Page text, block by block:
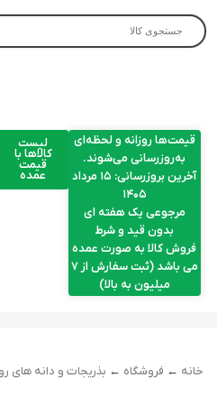
قیمت‌ها روزانه و لحظه‌ای
به‌روزرسانی می‌شوند.
آخرین بروزرسانی: ۱۵ مرداد
۱۴۰۵
مرجوعی یک هفته ای
بدون قید و شرط
فروش کالا به صورت عمده
می باشد (ثبت سفارش از 7
میلیون به بالا)
لیست
کالاها با
قیمت
عمده
خانه ← فروشگاه ← بذریجات و دانه های